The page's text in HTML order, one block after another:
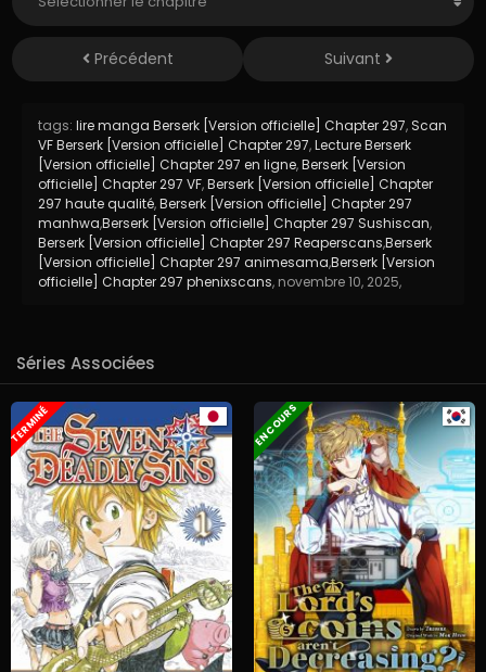
Précédent Suivant
tags: lire manga Berserk [Version officielle] Chapter 297, Scan
VF Berserk [Version officielle] Chapter 297,Lecture Berserk
[Version officielle] Chapter 297 en ligne,Berserk [Version
officielle] Chapter 297 VF,Berserk [Version officielle] Chapter
297 haute qualité,Berserk [Version officielle] Chapter 297
manhwa,Berserk [Version officielle] Chapter 297 Sushiscan,
Berserk [Version officielle] Chapter 297 Reaperscans,Berserk
[Version officielle] Chapter 297 animesama,Berserk [Version
officielle] Chapter 297 phenixscans, novembre 10, 2025,
Séries Associées
TERMINÉ EN COURS